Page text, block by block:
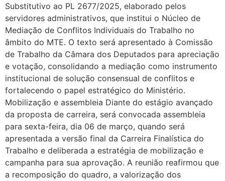
Substitutivo ao PL 2677/2025, elaborado pelos
servidores administrativos, que institui o Núcleo de
Mediação de Conflitos Individuais do Trabalho no
âmbito do MTE. O texto será apresentado à Comissão
de Trabalho da Câmara dos Deputados para apreciação
e votação, consolidando a mediação como instrumento
institucional de solução consensual de conflitos e
fortalecendo o papel estratégico do Ministério.
Mobilização e assembleia Diante do estágio avançado
da proposta de carreira, será convocada assembleia
para sexta-feira, dia 06 de março, quando será
apresentada a versão final da Carreira Finalística do
Trabalho e deliberada a estratégia de mobilização e
campanha para sua aprovação. A reunião reafirmou que
a recomposição do quadro, a valorização dos